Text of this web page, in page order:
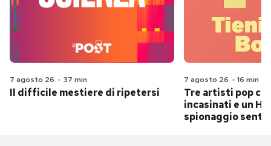
7 agosto 26 - 37 min
Il difficile mestiere di ripetersi
7 agosto 26 - 16 min
Tre artisti pop
incasinati e un
spionaggio